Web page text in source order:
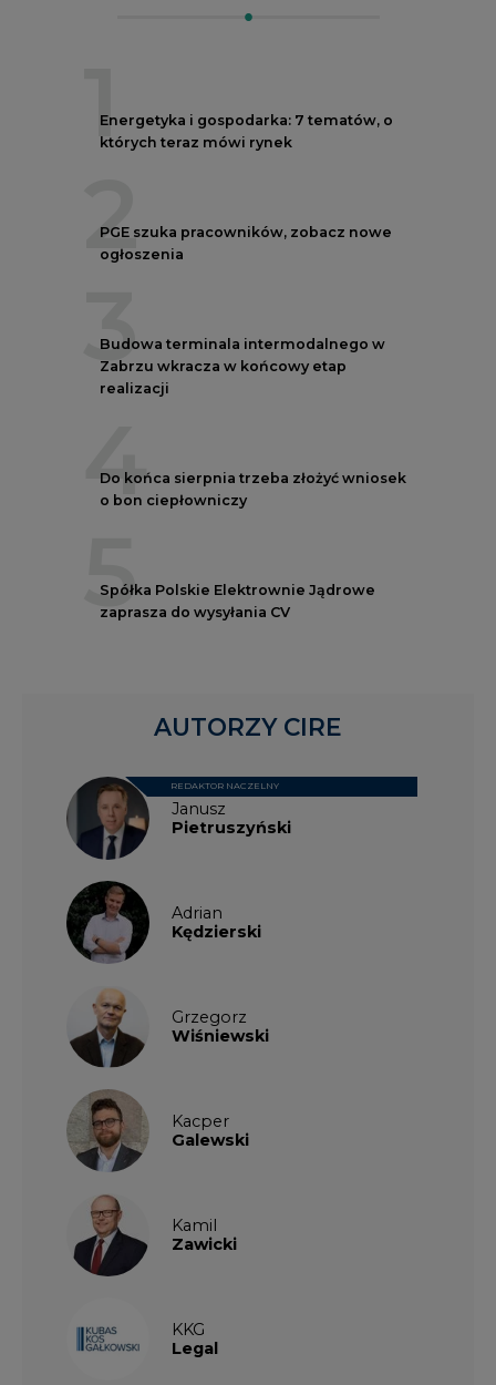
1
Energetyka i gospodarka: 7 tematów, o
których teraz mówi rynek
2
PGE szuka pracowników, zobacz nowe
ogłoszenia
3
Budowa terminala intermodalnego w
Zabrzu wkracza w końcowy etap
realizacji
4
Do końca sierpnia trzeba złożyć wniosek
o bon ciepłowniczy
5
Spółka Polskie Elektrownie Jądrowe
zaprasza do wysyłania CV
Janusz
Pietruszyński
REDAKTOR NACZELNY
Adrian
Kędzierski
Grzegorz
Wiśniewski
Kacper
Galewski
Kamil
Zawicki
KKG
Legal
AUTORZY CIRE